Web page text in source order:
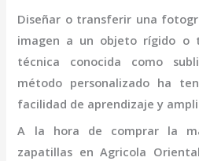
Diseñar o transferir una
imagen a un objeto rígido o
técnica conocida como
método personalizado ha
facilidad de aprendizaje y
A la hora de comprar la
zapatillas en Agricola